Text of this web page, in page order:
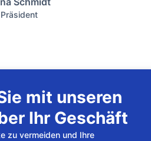
Präsident
mit unseren
Ihr Geschäft
zu vermeiden und Ihre